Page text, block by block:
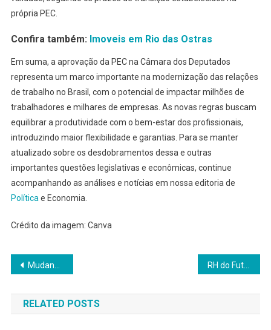
própria PEC.
Confira também: Imoveis em Rio das Ostras
Em suma, a aprovação da PEC na Câmara dos Deputados
representa um marco importante na modernização das relações
de trabalho no Brasil, com o potencial de impactar milhões de
trabalhadores e milhares de empresas. As novas regras buscam
equilibrar a produtividade com o bem-estar dos profissionais,
introduzindo maior flexibilidade e garantias. Para se manter
atualizado sobre os desdobramentos dessa e outras
importantes questões legislativas e econômicas, continue
acompanhando as análises e notícias em nossa editoria de
Política e Economia.
Crédito da imagem: Canva
Navegação
de
Post
Mudanças para MEIs Após Fim da Escala 6×1 Aprovado na Câmara
RELATED POSTS